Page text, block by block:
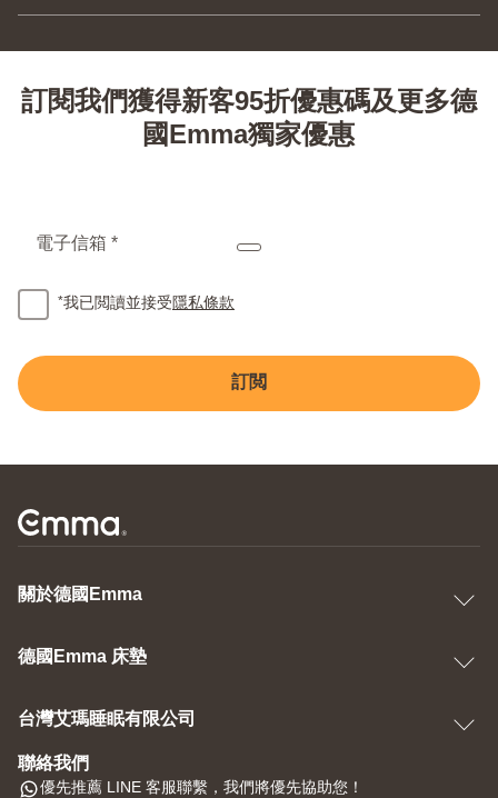
訂閱我們獲得新客95折優惠碼及更多德
國Emma獨家優惠
電子信箱 *
*我已閲讀並接受 隱私條款
訂閲
關於德國Emma
德國Emma 床墊
台灣艾瑪睡眠有限公司
聯絡我們
優先推薦 LINE 客服聯繫，我們將優先協助您！